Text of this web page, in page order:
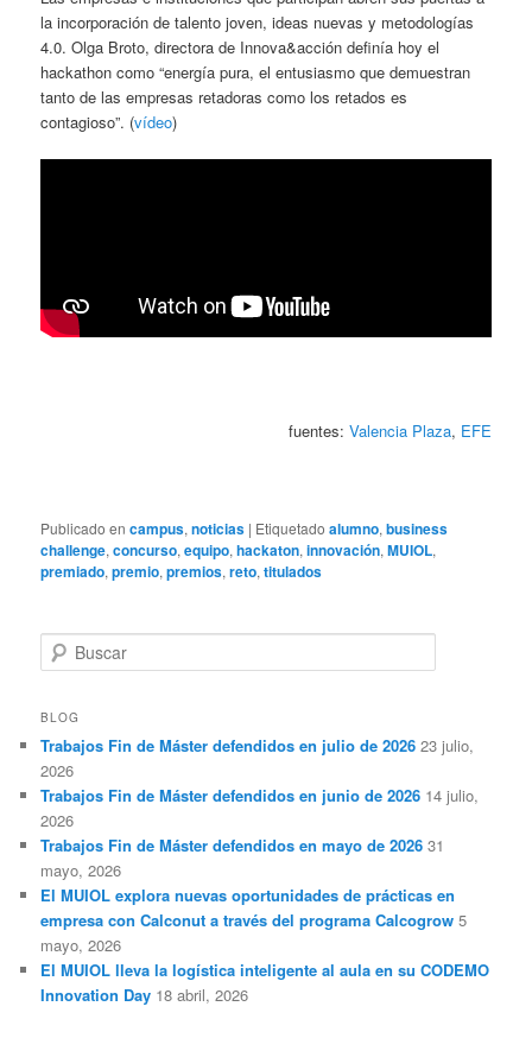
la incorporación de talento joven, ideas nuevas y metodologías
4.0. Olga Broto, directora de Innova&acción definía hoy el
hackathon como “energía pura, el entusiasmo que demuestran
tanto de las empresas retadoras como los retados es
contagioso”. (vídeo)
fuentes: Valencia Plaza, EFE
Publicado en campus,noticias | Etiquetado alumno,business
challenge,concurso,equipo,hackaton,innovación,MUIOL,
premiado,premio,premios,reto,titulados
u
c
r
BLOG
Trabajos Fin de Máster defendidos en julio de 2026 23 julio,
2026
Trabajos Fin de Máster defendidos en junio de 2026 14 julio,
2026
Trabajos Fin de Máster defendidos en mayo de 2026 31
mayo, 2026
El MUIOL explora nuevas oportunidades de prácticas en
empresa con Calconut a través del programa Calcogrow 5
mayo, 2026
El MUIOL lleva la logística inteligente al aula en su CODEMO
Innovation Day 18 abril, 2026